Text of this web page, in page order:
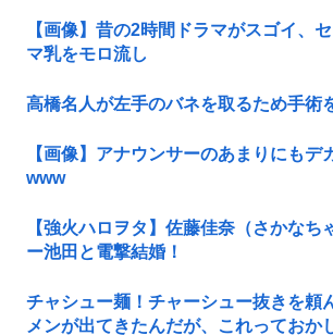
【画像】昔の2時間ドラマがスゴイ、
マ乳をモロ流し
高橋名人が左手のバネを取るため手術
【画像】アナウンサーのあまりにもデ
www
【強火ハロヲタ】佐藤佳奈（さかなち
ー池田と電撃結婚！
チャシュー麺！チャーシュー抜きを頼
メンが出てきたんだが、これっておか